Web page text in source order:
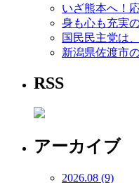
いざ熊本へ！
身も心も充実
国民民主党は
新潟県佐渡市
RSS
アーカイブ
2026.08 (9)